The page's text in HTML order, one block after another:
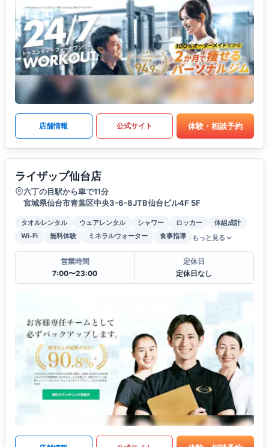
店舗情報 公式サイト 体験・相談予約
ライザップ仙台店
六丁の目駅から車で11分
宮城県仙台市青葉区中央3-6-8JTB仙台ビル4F 5F
タオルレンタル ウェアレンタル シャワー ロッカー
体組成計
Wi-Fi
無料体験 ミネラルウォーター 食事指導 もっと見る
営業時間
7:00〜23:00
定休日
定休日なし